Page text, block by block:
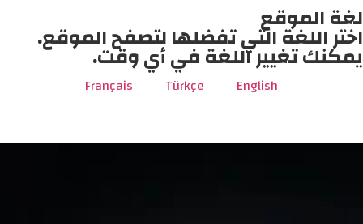
لغة الموقع
اختر اللغة التي تفضلها لتصفح الموقع.
يمكنك تغيير اللغة في أي وقت.
English
Türkçe
Français